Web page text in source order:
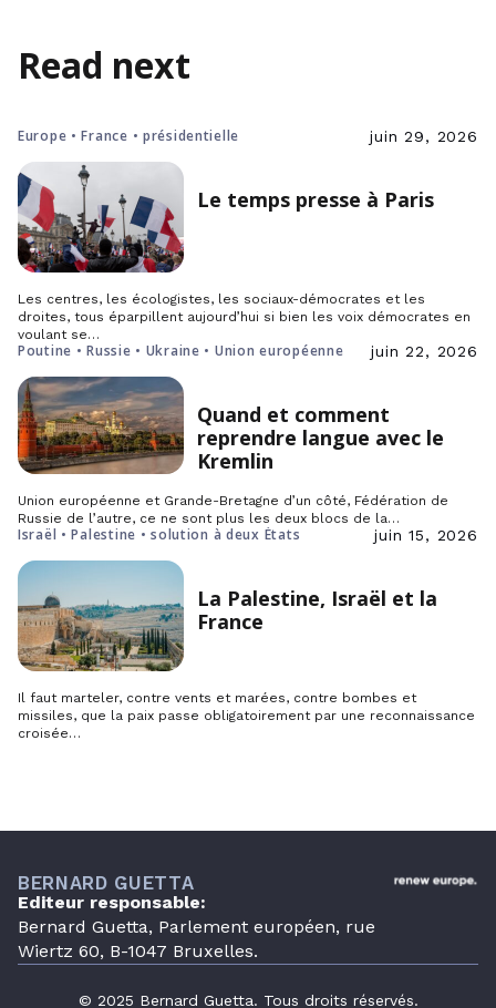
Read next
Europe • France • présidentielle juin 29, 2026
Le temps presse à Paris
Les centres, les écologistes, les sociaux-démocrates et les
droites, tous éparpillent aujourd’hui si bien les voix démocrates en
voulant se…
Poutine • Russie • Ukraine • Union européenne juin 22, 2026
Quand et comment
reprendre langue avec le
Kremlin
Union européenne et Grande-Bretagne d’un côté, Fédération de
Russie de l’autre, ce ne sont plus les deux blocs de la…
Israël • Palestine • solution à deux États juin 15, 2026
La Palestine, Israël et la
France
Il faut marteler, contre vents et marées, contre bombes et
missiles, que la paix passe obligatoirement par une reconnaissance
croisée…
BERNARD GUETTA
Editeur responsable:
Bernard Guetta, Parlement européen, rue
Wiertz 60, B-1047 Bruxelles.
© 2025 Bernard Guetta. Tous droits réservés.